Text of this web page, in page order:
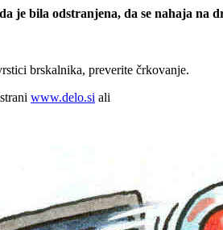
je bila odstranjena, da se nahaja na
brskalnika, preverite črkovanje.
www.delo.si ali